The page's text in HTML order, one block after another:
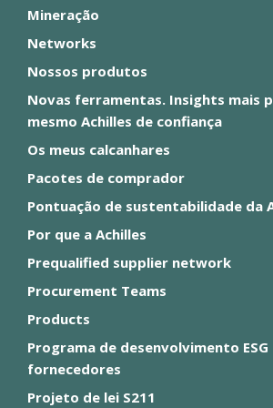
Mineração
Networks
Nossos produtos
Novas ferramentas. Insights mais
mesmo Achilles de confiança
Os meus calcanhares
Pacotes de comprador
Pontuação de sustentabilidade da
Por que a Achilles
Prequalified supplier network
Procurement Teams
Products
Programa de desenvolvimento
fornecedores
Projeto de lei S211